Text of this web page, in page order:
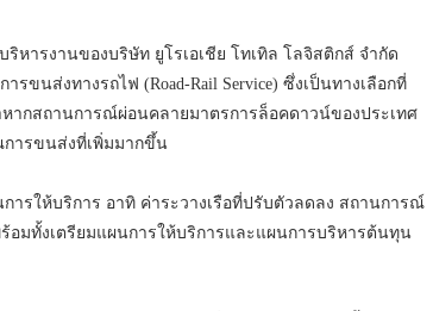
หารงานของบริษัท ยูโรเอเชีย โทเทิล โลจิสติกส์ จำกัด
นส่งทางรถไฟ (Road-Rail Service) ซึ่งเป็นทางเลือกที่
กสถานการณ์ผ่อนคลายมาตรการล็อคดาวน์ของประเทศ
ารขนส่งที่เพิ่มมากขึ้น
รให้บริการ อาทิ ค่าระวางเรือที่ปรับตัวลดลง สถานการณ์
มทั้งเตรียมแผนการให้บริการและแผนการบริหารต้นทุน